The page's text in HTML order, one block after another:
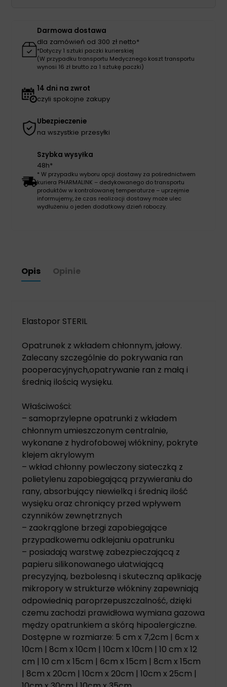
Darmowa dostawa
dla zamówień od 300 zł netto*
*Dotyczy 1 sztuki paczki kurierskiej
(W przypadku transportu Medycznego koszt transportu
wynosi 16 zł brutto za 1 sztukę paczki)
14 dni na zwrot
czyli spokojne zakupy
Ubezpieczenie
na wszystkie przesyłki
Szybka wysyłka
48h*
* W przypadku wyboru opcji dostawy za pośrednictwem
kuriera PHARMALINK – dedykowanego do transportu
produktów w kontrolowanej temperaturze – uprzejmie
informujemy, że czas realizacji dostawy może ulec
wydłużeniu o jeden dodatkowy dzień roboczy.
Opis Opinie
Elastopor STERIL
Opatrunek z wkładem chłonnym, jałowy.
Zalecany szczególnie do pokrywania ran
pooperacyjnych,opatrywanie ran z małą i
średnią ilością wysięku.
Właściwości:
– samoprzylepne opatrunki z wkładem
chłonnym umieszczonym centralnie,
wykonane z hydrofobowej włókniny, pokryte
klejem akrylowym
– wkład chłonny powleczony siateczką z
polietylenu zapobiegającą przywieraniu do
rany, absorbujący niewielką i średnią ilość
wysięku oraz chroniący przed wpływem
czynników zewnętrznych
– zaokrąglone brzegi zapobiegające
przypadkowemu odklejaniu opatrunku
– posiadają warstwę zabezpieczającą z
papieru silikonowanego ułatwiającą
precyzyjną, bezbolesną i skuteczną aplikację
mikropory w strukturze włókniny zapewniają
odpowiednią paroprzepuszczalność, dzięki
czemu zachodzi prawidłowa wymiana gazowa
mędzy opatrunkiem a skórą hipoalergiczne.
Dostępne w rozmiarze: 5 cm x 7,2cm | 6cm x
10cm | 8cm x 10cm | 10cm x 10cm | 10 cm x 12
cm | 10 cm x 15cm | 6cm x 15cm | 8cm x 15cm
| 8cm x 20cm | 10cm x 20cm | 10cm x 25cm |